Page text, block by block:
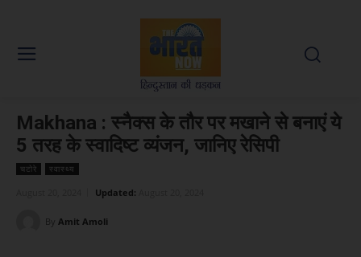
Makhana : स्नैक्स के तौर पर मखाने से बनाएं ये
5 तरह के स्वादिष्ट व्यंजन, जानिए रेसिपी
चटोरे स्वास्थ्य
Updated:
By Amit Amoli